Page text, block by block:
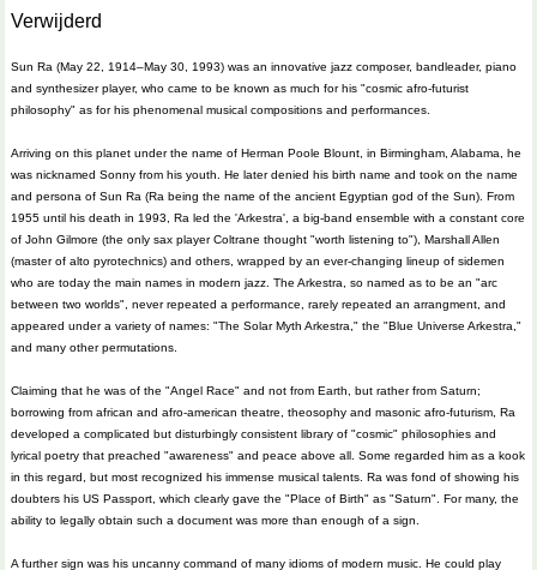
Verwijderd
Sun Ra (May 22, 1914–May 30, 1993) was an innovative jazz composer, bandleader, piano
and synthesizer player, who came to be known as much for his "cosmic afro-futurist
philosophy" as for his phenomenal musical compositions and performances.
Arriving on this planet under the name of Herman Poole Blount, in Birmingham, Alabama, he
was nicknamed Sonny from his youth. He later denied his birth name and took on the name
and persona of Sun Ra (Ra being the name of the ancient Egyptian god of the Sun). From
1955 until his death in 1993, Ra led the 'Arkestra', a big-band ensemble with a constant core
of John Gilmore (the only sax player Coltrane thought "worth listening to"), Marshall Allen
(master of alto pyrotechnics) and others, wrapped by an ever-changing lineup of sidemen
who are today the main names in modern jazz. The Arkestra, so named as to be an "arc
between two worlds", never repeated a performance, rarely repeated an arrangment, and
appeared under a variety of names: "The Solar Myth Arkestra," the "Blue Universe Arkestra,"
and many other permutations.
Claiming that he was of the "Angel Race" and not from Earth, but rather from Saturn;
borrowing from african and afro-american theatre, theosophy and masonic afro-futurism, Ra
developed a complicated but disturbingly consistent library of "cosmic" philosophies and
lyrical poetry that preached "awareness" and peace above all. Some regarded him as a kook
in this regard, but most recognized his immense musical talents. Ra was fond of showing his
doubters his US Passport, which clearly gave the "Place of Birth" as "Saturn". For many, the
ability to legally obtain such a document was more than enough of a sign.
A further sign was his uncanny command of many idioms of modern music. He could play